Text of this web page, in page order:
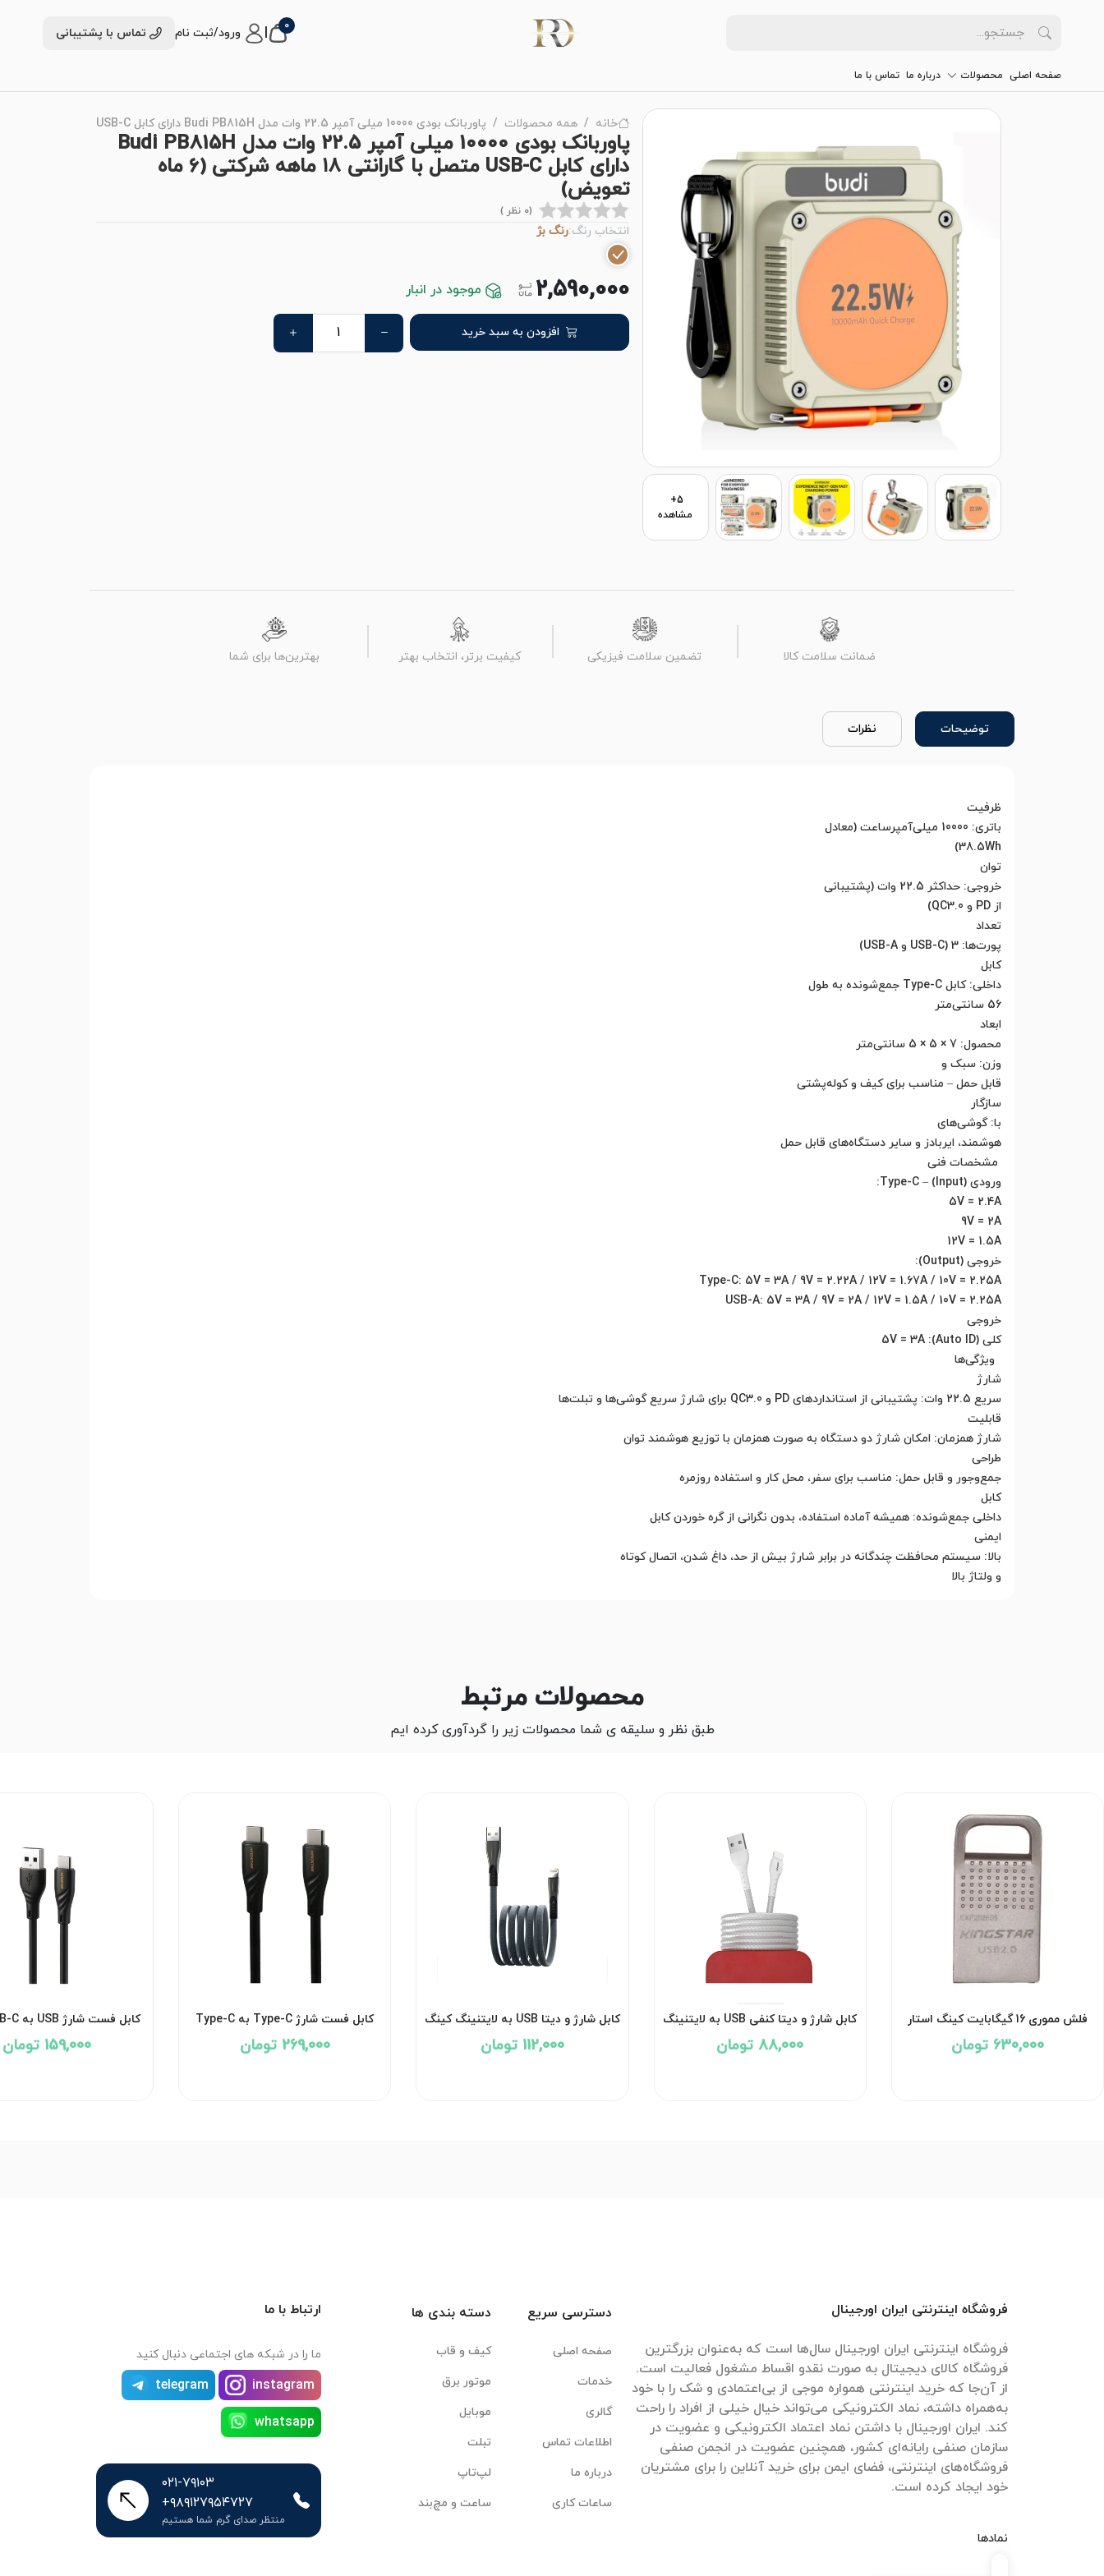
0 ورود/ثبت نام تماس با پشتیبانی
صفحه اصلی محصولات درباره ما تماس با ما
5+
مشاهده
خانه همه محصولات پاوربانک بودی 10000 میلی آمپر 22.5 وات مدل Budi PB815H دارای کابل USB-C متصل با گارانتی ۱۸ ماهه شرکتی (۶ ماه تعویض)
پاوربانک بودی 10000 میلی آمپر 22.5 وات مدل Budi PB815H
دارای کابل USB-C متصل با گارانتی ۱۸ ماهه شرکتی (۶ ماه
تعویض)
(0 نظر )
انتخاب رنگ:رنگ بژ
2,590,000 موجود در انبار
افزودن به سبد خرید
ضمانت سلامت کالا تضمین سلامت فیزیکی کیفیت برتر، انتخاب بهتر بهترین‌ها برای شما
توضیحات نظرات
ظرفیت
باتری: ‎10000 میلی‌آمپر‌ساعت (معادل
توان
خروجی: حداکثر ‎22.5 وات (پشتیبانی
تعداد
کابل
داخلی: کابل Type-C جمع‌شونده به طول
ابعاد
وزن: سبک و
قابل حمل – مناسب برای کیف و کوله‌پشتی
با: گوشی‌های
هوشمند، ایربادز و سایر دستگاه‌های قابل حمل
مشخصات فنی
خروجی
ویژگی‌ها
سریع 22.5 وات: پشتیبانی از استانداردهای PD و QC3.0 برای شارژ سریع گوشی‌ها و تبلت‌ها
قابلیت
شارژ همزمان: امکان شارژ دو دستگاه به صورت همزمان با توزیع هوشمند توان
طراحی
جمع‌وجور و قابل حمل: مناسب برای سفر، محل کار و استفاده روزمره
کابل
داخلی جمع‌شونده: همیشه آماده استفاده، بدون نگرانی از گره خوردن کابل
ایمنی
بالا: سیستم محافظت چندگانه در برابر شارژ بیش از حد، داغ شدن، اتصال کوتاه
و ولتاژ بالا
محصولات مرتبط
طبق نظر و سلیقه ی شما محصولات زیر را گردآوری کرده ایم
فلش مموری 16 گیگابایت کینگ استار
مدل KingStar Armis KS237 USB 2.0
با گارانتی 24 ماهه شرکتی
630,000 تومان
کابل شارژ و دیتا کنفی USB به لایتنینگ
88,000 تومان
کابل شارژ و دیتا USB به لایتنینگ کینگ
112,000 تومان
کابل فست شارژ Type-C به Type-C
269,000 تومان 159,000 تومان
فروشگاه اینترنتی ایران اورجینال
فروشگاه اینترنتی ایران اورجینال سال‌ها است که به‌عنوان بزرگترین
فروشگاه کالای دیجیتال به صورت نقدو اقساط مشغول فعالیت است.
از آن‌جا که خرید اینترنتی همواره موجی از بی‌اعتمادی و شک را با خود
به‌همراه داشته، نماد الکترونیکی می‌تواند خیال خیلی از افراد را راحت
کند. ایران اورجینال با داشتن نماد اعتماد الکترونیکی و عضویت در
سازمان صنفی رایانه‌ای کشور، همچنین عضویت در انجمن صنفی
فروشگاه‌های اینترنتی، فضای ایمن برای خرید آنلاین را برای مشتریان
خود ایجاد کرده است.
نمادها
دسترسی سریع
صفحه اصلی
خدمات
گالری
اطلاعات تماس
درباره ما
ساعات کاری
دسته بندی ها
کیف و قاب
موتور برق
موبایل
تبلت
لپ‌تاپ
ساعت و مچ‌بند
ارتباط با ما
ما را در شبکه های اجتماعی دنبال کنید
instagram
telegram
whatsapp
۰۲۱-۷۹۱۰۳
+۹۸۹۱۲۷۹۵۴۷۲۷
منتظر صدای گرم شما هستیم